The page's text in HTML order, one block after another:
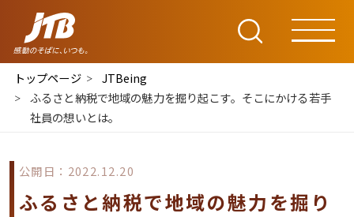
トップページ
JTBeing
ふるさと納税で地域の魅力を掘り起こす。そこにかける若手
社員の想いとは。
公開日：2022.12.20
ふるさと納税で地域の魅力を掘り